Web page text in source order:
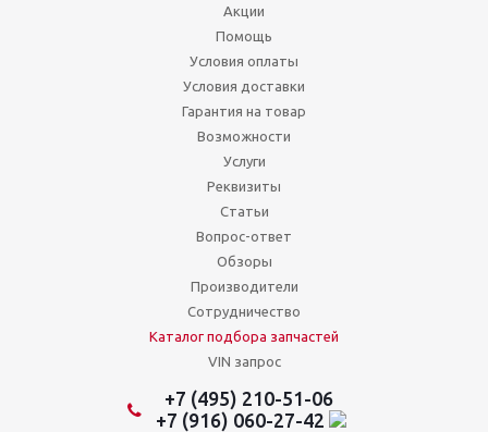
Акции
Помощь
Условия оплаты
Условия доставки
Гарантия на товар
Возможности
Услуги
Реквизиты
Статьи
Вопрос-ответ
Обзоры
Производители
Сотрудничество
Каталог подбора запчастей
VIN запрос
+7 (495) 210-51-06
+7 (916) 060-27-42